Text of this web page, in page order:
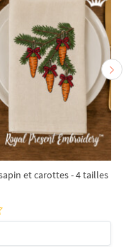
et carottes - 4 tailles